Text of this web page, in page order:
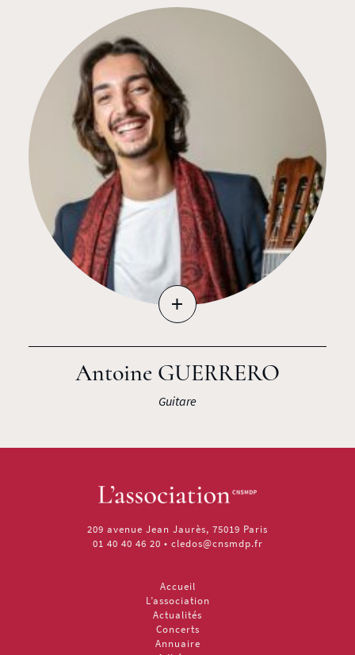
+
Antoine GUERRERO
Guitare
209 avenue Jean Jaurès, 75019 Paris
01 40 40 46 20 • cledos@cnsmdp.fr
Accueil
L’association
Actualités
Concerts
Annuaire